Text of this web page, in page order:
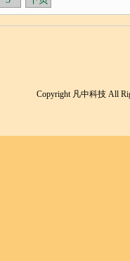
Copyright 凡中科技 All